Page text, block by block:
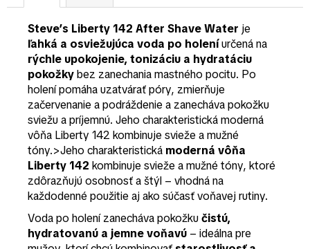
Steve’s Liberty 142 After Shave Water je
ľahká a osviežujúca voda po holeníurčená na
rýchle upokojenie, tonizáciu a hydratáciu
pokožkybez zanechania mastného pocitu. Po
holení pomáha uzatvárať póry, zmierňuje
začervenanie a podráždenie a zanecháva pokožku
sviežu a príjemnú. Jeho charakteristická moderná
vôňa Liberty 142 kombinuje svieže a mužné
tóny.>Jeho charakteristická moderná vôňa
Liberty 142 kombinuje svieže a mužné tóny, ktoré
zdôrazňujú osobnosť a štýl – vhodná na
každodenné použitie aj ako súčasť voňavej rutiny.
Voda po holení zanecháva pokožkučistú,
hydratovanú a jemne voňavú – ideálna pre